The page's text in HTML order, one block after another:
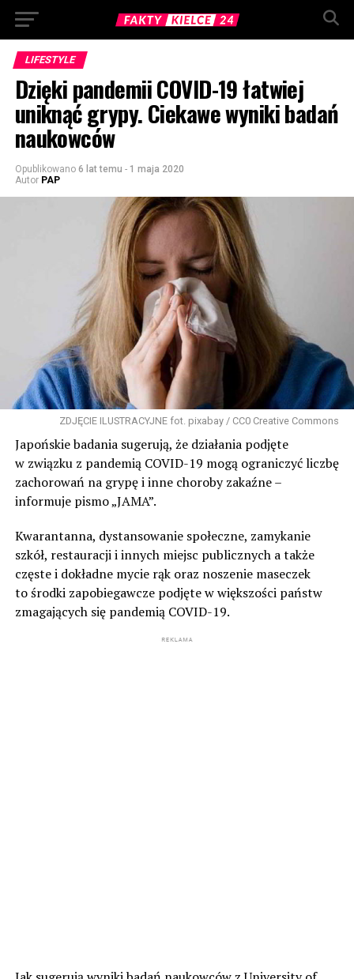
LIFESTYLE
Dzięki pandemii COVID-19 łatwiej
uniknąć grypy. Ciekawe wyniki badań
naukowców
Opublikowano 6 lat temu - 1 maja 2020
Autor PAP
ZDJĘCIE ILUSTRACYJNE fot. pixabay / CC0 Creative Commons
Japońskie badania sugerują, że działania podjęte
w związku z pandemią COVID-19 mogą ograniczyć liczbę
zachorowań na grypę i inne choroby zakaźne –
informuje pismo „JAMA”.
Kwarantanna, dystansowanie społeczne, zamykanie
szkół, restauracji i innych miejsc publicznych a także
częste i dokładne mycie rąk oraz noszenie maseczek
to środki zapobiegawcze podjęte w większości państw
zmagających się pandemią COVID-19.